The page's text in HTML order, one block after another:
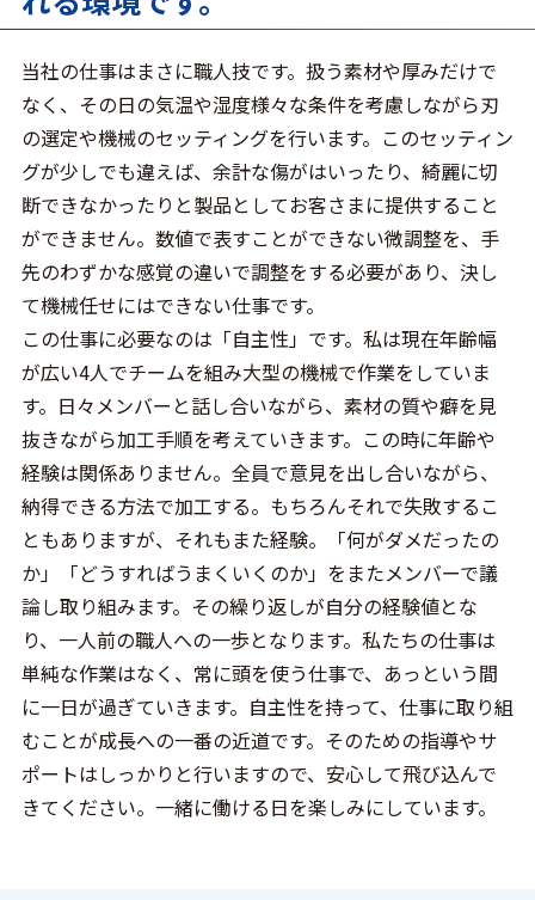
当社の仕事はまさに職人技です。扱う素材や厚みだけで
なく、その日の気温や湿度様々な条件を考慮しながら刃
の選定や機械のセッティングを行います。このセッティン
グが少しでも違えば、余計な傷がはいったり、綺麗に切
断できなかったりと製品としてお客さまに提供すること
ができません。数値で表すことができない微調整を、手
先のわずかな感覚の違いで調整をする必要があり、決し
て機械任せにはできない仕事です。
この仕事に必要なのは「自主性」です。私は現在年齢幅
が広い4人でチームを組み大型の機械で作業をしていま
す。日々メンバーと話し合いながら、素材の質や癖を見
抜きながら加工手順を考えていきます。この時に年齢や
経験は関係ありません。全員で意見を出し合いながら、
納得できる方法で加工する。もちろんそれで失敗するこ
ともありますが、それもまた経験。「何がダメだったの
か」「どうすればうまくいくのか」をまたメンバーで議
論し取り組みます。その繰り返しが自分の経験値とな
り、一人前の職人への一歩となります。私たちの仕事は
単純な作業はなく、常に頭を使う仕事で、あっという間
に一日が過ぎていきます。自主性を持って、仕事に取り組
むことが成長への一番の近道です。そのための指導やサ
ポートはしっかりと行いますので、安心して飛び込んで
きてください。一緒に働ける日を楽しみにしています。